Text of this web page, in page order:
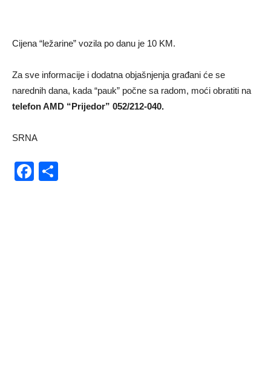
Cijena “ležarine” vozila po danu je 10 KM.
Za sve informacije i dodatna objašnjenja građani će se
narednih dana, kada “pauk” počne sa radom, moći obratiti na
telefon AMD “Prijedor” 052/212-040.
SRNA
Facebook